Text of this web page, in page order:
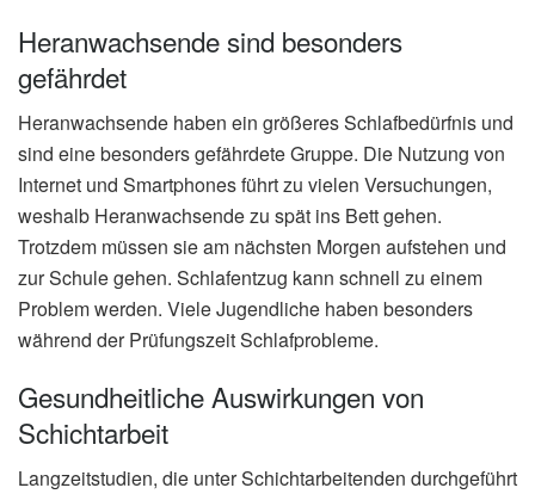
Heranwachsende sind besonders
gefährdet
Heranwachsende haben ein größeres Schlafbedürfnis und
sind eine besonders gefährdete Gruppe. Die Nutzung von
Internet und Smartphones führt zu vielen Versuchungen,
weshalb Heranwachsende zu spät ins Bett gehen.
Trotzdem müssen sie am nächsten Morgen aufstehen und
zur Schule gehen. Schlafentzug kann schnell zu einem
Problem werden. Viele Jugendliche haben besonders
während der Prüfungszeit Schlafprobleme.
Gesundheitliche Auswirkungen von
Schichtarbeit
Langzeitstudien, die unter Schichtarbeitenden durchgeführt